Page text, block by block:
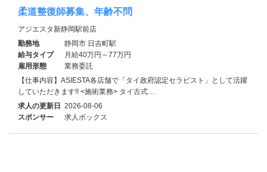
柔道整復師募集、年齢不問
アジエスタ新静岡駅前店
勤務地
静岡市 日吉町駅
給与タイプ
月給40万円～77万円
雇用形態
業務委託
【仕事内容】ASIESTA各店舗で「タイ政府認定セラピスト」として活躍
していただきます!! <施術業務> タイ古式…
求人の更新日 2026-08-06
スポンサー
求人ボックス